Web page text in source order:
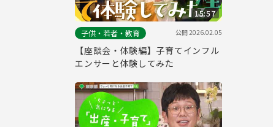
15:57
子供・若者・教育
公開2026.02.05
【座談会・体験編】子育てインフル
エンサーと体験してみた